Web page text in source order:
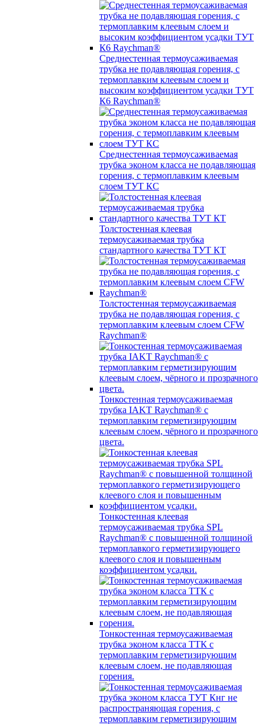
Среднестенная термоусаживаемая
трубка не подавляющая горения, с
термоплавким клеевым слоем и
высоким коэффициентом усадки ТУТ
К6 Raychman®
Среднестенная термоусаживаемая
трубка эконом класса не подавляющая
горения, с термоплавким клеевым
слоем ТУТ КС
Толстостенная клеевая
термоусаживаемая трубка
стандартного качества ТУТ КТ
Толстостенная термоусаживаемая
трубка не подавляющая горения, с
термоплавким клеевым слоем CFW
Raychman®
Тонкостенная термоусаживаемая
трубка IAKT Raychman® с
термоплавким герметизирующим
клеевым слоем, чёрного и прозрачного
цвета.
Тонкостенная клеевая
термоусаживаемая трубка SPL
Raychman® с повышенной толщиной
термоплавкого герметизирующего
клеевого слоя и повышенным
коэффициентом усадки.
Тонкостенная термоусаживаемая
трубка эконом класса ТТК с
термоплавким герметизирующим
клеевым слоем, не подавляющая
горения.